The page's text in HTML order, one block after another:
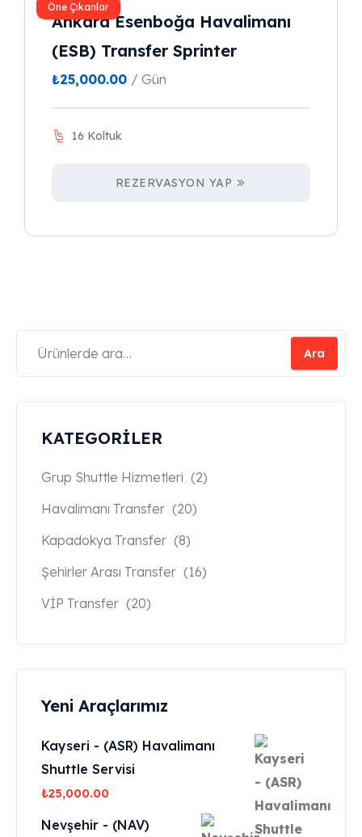
Öne Çıkanlar
Ankara Esenboğa Havalimanı
(ESB) Transfer Sprinter
₺25,000.00 / Gün
16 Koltuk
REZERVASYON YAP
Ara
KATEGORİLER
Grup Shuttle Hizmetleri (2)
Havalimanı Transfer (20)
Kapadokya Transfer (8)
Şehirler Arası Transfer (16)
VİP Transfer (20)
Yeni Araçlarımız
Kayseri - (ASR) Havalimanı
Shuttle Servisi
₺25,000.00
Nevşehir - (NAV)